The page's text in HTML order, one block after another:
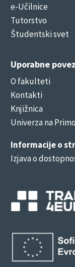
e-Učilnice
Tutorstvo
Študentski svet
Uporabne
O fakulteti
Kontakti
Knjižnica
Univerza na
Informacije o
Izjava o